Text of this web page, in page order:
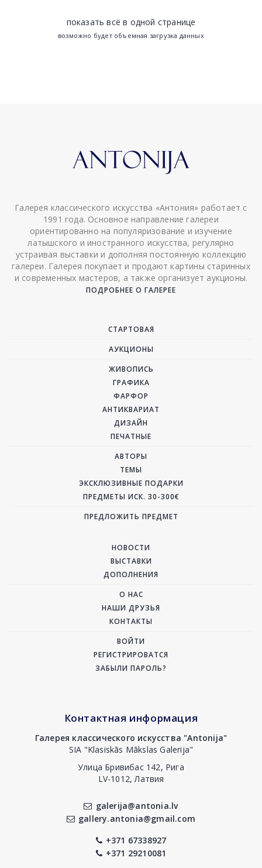
показать всё в одной странице
возможно будет объемная загрузка данных
Галерея классического искусства «Антония» работает с
1991 года. Основное направление галереи
ориентированно на популяризование и изучение
латышского и иностранного искусства, регулярно
устраивая выставки и дополняя постоянную коллекцию
галереи. Галерея покупает и продают картины старинных
и современных мастеров, а также организует аукционы.
ПОДРОБНЕЕ О ГАЛЕРЕЕ
СТАРТОВАЯ
АУКЦИОНЫ
ЖИВОПИСЬ
ГРАФИКА
ФАРФОР
АНТИКВАРИАТ
ДИЗАЙН
ПЕЧАТНЫЕ
АВТОРЫ
ТЕМЫ
ЭКСКЛЮЗИВНЫЕ ПОДАРКИ
ПРЕДМЕТЫ ИСК. 30-300€
ПРЕДЛОЖИТЬ ПРЕДМЕТ
НОВОСТИ
ВЫСТАВКИ
ДОПОЛНЕНИЯ
О НАС
НАШИ ДРУЗЬЯ
КОНТАКТЫ
ВОЙТИ
РЕГИСТРИРОВАТСЯ
ЗАБЫЛИ ПАРОЛЬ?
Контактная информация
Галерея классического искусства "Antonija"
SIA "Klasiskās Mākslas Galerija"
Улица Бривибас 142, Рига
LV-1012, Латвия
galerija@antonia.lv
gallery.antonia@gmail.com
+371 67338927
+371 29210081